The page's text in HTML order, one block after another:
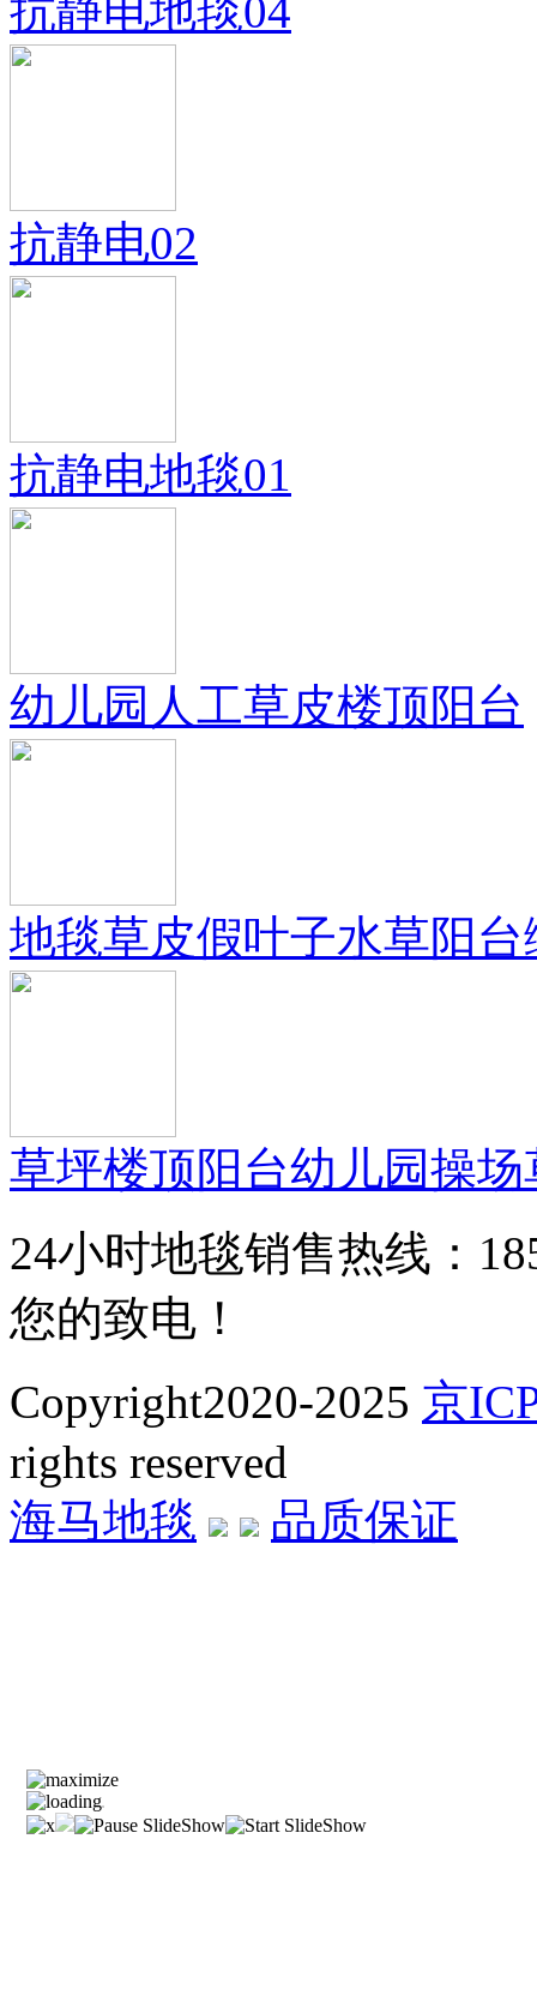
抗静电地毯04
抗静电02
抗静电地毯01
幼儿园人工草皮楼顶阳台
地毯草皮假叶子水草阳台
草坪楼顶阳台幼儿园操场
24小时地毯销售热线：
您的致电！
Copyright2020-2025 京
rights reserved
海马地毯
品质保证